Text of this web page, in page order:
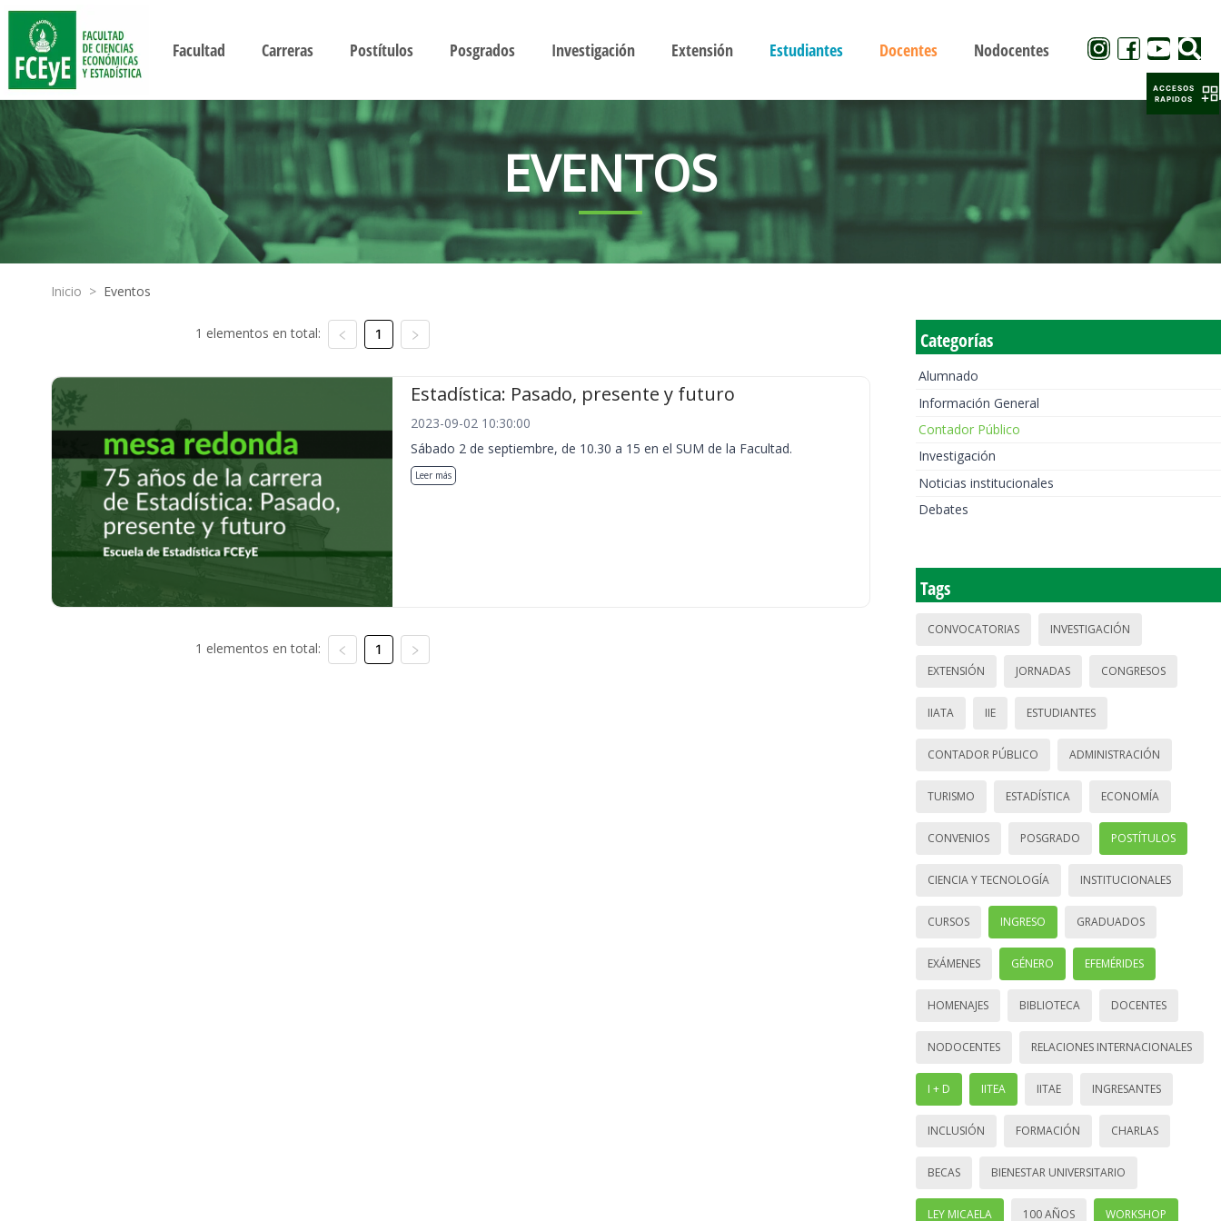
Facultad Carreras Postítulos Posgrados Investigación Extensión Estudiantes Docentes Nodocentes
EVENTOS
Inicio > Eventos
1 elementos en total: 1
Estadística: Pasado, presente y futuro
2023-09-02 10:30:00
Sábado 2 de septiembre, de 10.30 a 15 en el SUM de la Facultad.
Leer más
1 elementos en total: 1
Categorías
Alumnado
Información General
Contador Público
Investigación
Noticias institucionales
Debates
Tags
CONVOCATORIAS INVESTIGACIÓN
EXTENSIÓN JORNADAS CONGRESOS
IIATA IIE ESTUDIANTES
CONTADOR PÚBLICO ADMINISTRACIÓN
TURISMO ESTADÍSTICA ECONOMÍA
CONVENIOS POSGRADO POSTÍTULOS
CIENCIA Y TECNOLOGÍA INSTITUCIONALES
CURSOS INGRESO GRADUADOS
EXÁMENES GÉNERO EFEMÉRIDES
HOMENAJES BIBLIOTECA DOCENTES
NODOCENTES RELACIONES INTERNACIONALES
I + D IITEA IITAE INGRESANTES
INCLUSIÓN FORMACIÓN CHARLAS
BECAS BIENESTAR UNIVERSITARIO
LEY MICAELA 100 AÑOS WORKSHOP
ACCESOS
RAPIDOS